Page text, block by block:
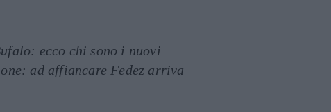
ecco chi sono i nuovi
ad affiancare Fedez arriva